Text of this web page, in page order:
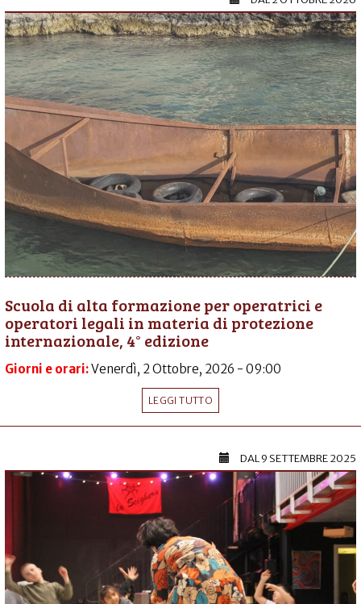
Scuola di alta formazione per operatrici e
operatori legali in materia di protezione
internazionale, 4° edizione
Giorni e orari:Venerdì, 2 Ottobre, 2026 - 09:00
LEGGI TUTTO
DAL9 SETTEMBRE 2025